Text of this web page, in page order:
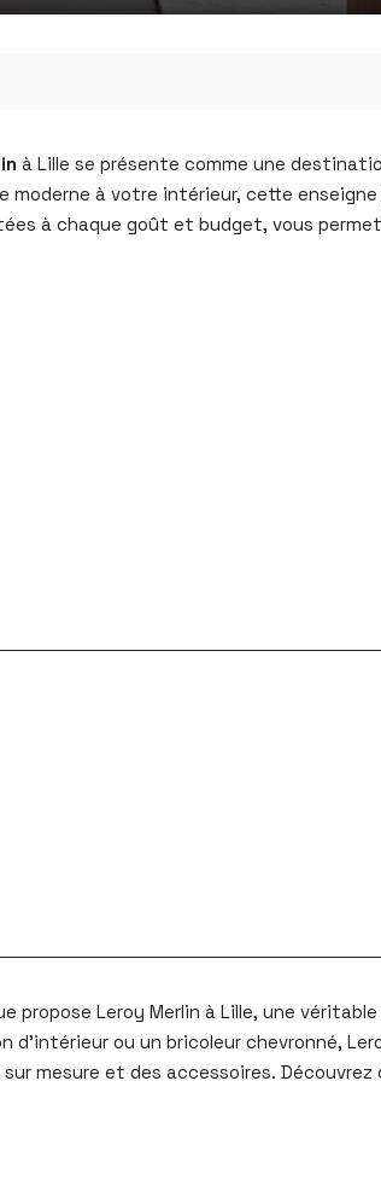
à Lille se présente comme une
à votre intérieur, cette
à chaque goût et budget, vous
propose Leroy Merlin à Lille, une
ou un bricoleur chevronné,
mesure et des accessoires.